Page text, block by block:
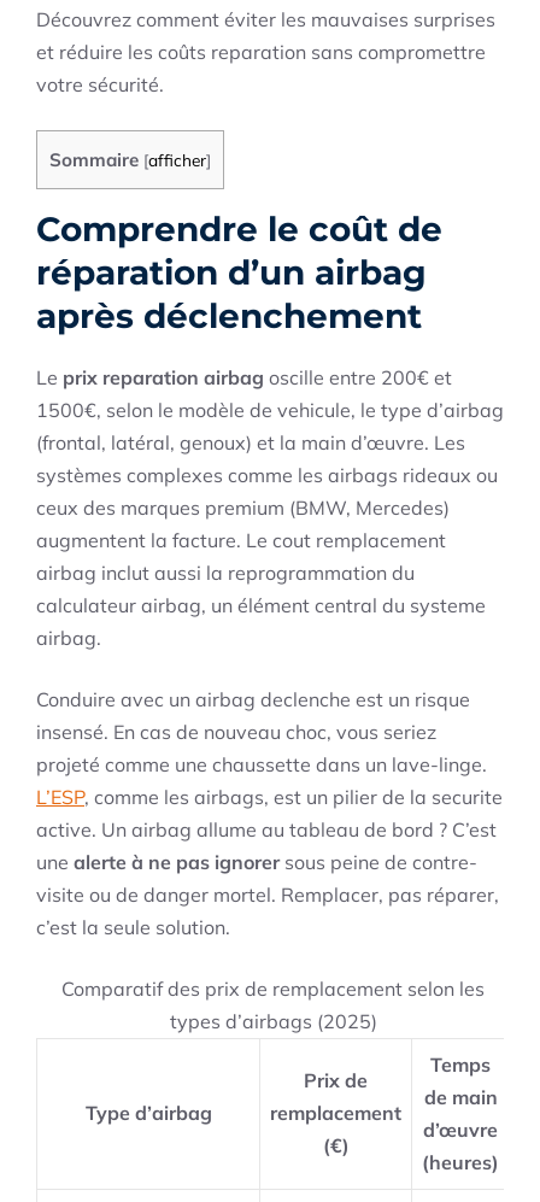
Découvrez comment éviter les mauvaises surprises
et réduire les coûts reparation sans compromettre
votre sécurité.
Sommaire [afficher]
Comprendre le coût de
réparation d’un airbag
après déclenchement
Le prix reparation airbag oscille entre 200€ et
1500€, selon le modèle de vehicule, le type d’airbag
(frontal, latéral, genoux) et la main d’œuvre. Les
systèmes complexes comme les airbags rideaux ou
ceux des marques premium (BMW, Mercedes)
augmentent la facture. Le cout remplacement
airbag inclut aussi la reprogrammation du
calculateur airbag, un élément central du systeme
airbag.
Conduire avec un airbag declenche est un risque
insensé. En cas de nouveau choc, vous seriez
projeté comme une chaussette dans un lave-linge.
L’ESP, comme les airbags, est un pilier de la securite
active. Un airbag allume au tableau de bord ? C’est
une alerte à ne pas ignorersous peine de contre-
visite ou de danger mortel. Remplacer, pas réparer,
c’est la seule solution.
Comparatif des prix de remplacement selon les
types d’airbags (2025)
Type d’airbag
Prix de
remplacement
(€)
Temps
de main
d’œuvre
(heures)